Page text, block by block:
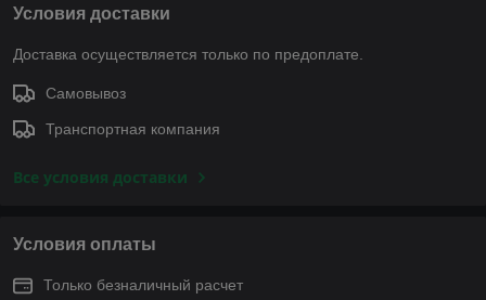
Условия доставки
Доставка осуществляется только по предоплате.
Самовывоз
Транспортная компания
Все условия доставки
Условия оплаты
Только безналичный расчет